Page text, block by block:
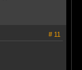
# 11